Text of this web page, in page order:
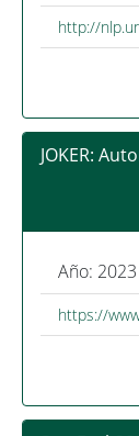
http://
JOKER:
Año: 2023
https://